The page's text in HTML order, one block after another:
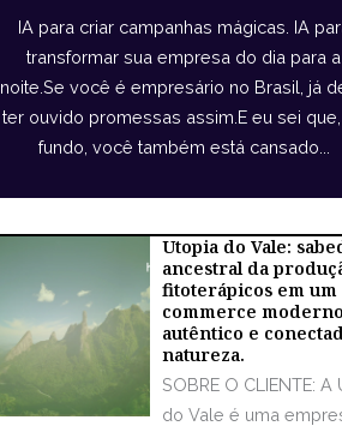
IA para criar campanhas mágicas. IA
transformar sua empresa do dia para a
noite.Se você é empresário no Brasil, já
ter ouvido promessas assim.E eu sei
fundo, você também está cansado...
Utopia do Vale:
ancestral da
fitoterápicos em um
commerce
autêntico e
natureza.
SOBRE O CLIENTE: A
do Vale é uma